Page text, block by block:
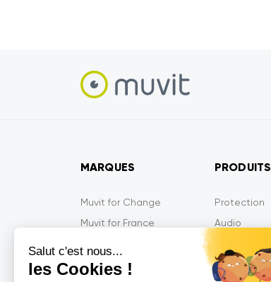
Salut c'est nous...
les Cookies !
MARQUES
Muvit for Change
Muvit for France
Muvit Gaming
PRODUITS
Protection
Audio
Mobilité